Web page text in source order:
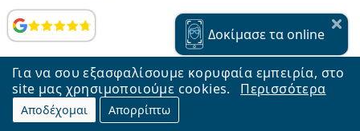
Για να σου εξασφαλίσουμε κορυφαία εμπειρία, στο
site μας χρησιμοποιούμε cookies.
Περισσότερα
Αποδέχομαι Απορρίπτω
Αξιολογήσεις Δοκίμασετα online